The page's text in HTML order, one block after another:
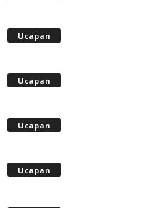
Ucapan
Ucapan
Ucapan
Ucapan